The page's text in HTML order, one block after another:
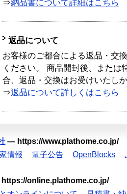
⇒納品書について詳細はこちら
返品について
お客様のご都合による返品・交
ください。 商品開封後、または
合、返品・交換はお受けいたし
⇒返品について詳しくはこちら
— https://www.plathome.co.jp/
情報 電子公告 OpenBlocks
https://online.plathome.co.jp/